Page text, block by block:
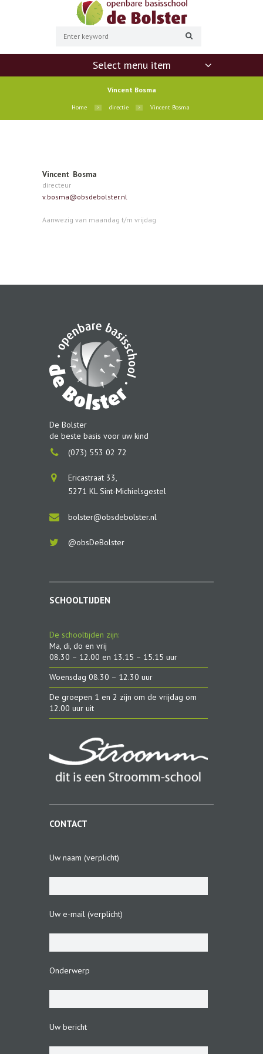
Select menu item
Vincent Bosma
Home directie Vincent Bosma
Vincent Bosma
directeur
v.bosma@obsdebolster.nl
Aanwezig van maandag t/m vrijdag
De Bolster
de beste basis voor uw kind
(073) 553 02 72
Ericastraat 33,
5271 KL Sint-Michielsgestel
bolster@obsdebolster.nl
@obsDeBolster
SCHOOLTIJDEN
De schooltijden zijn:
Ma, di, do en vrij
08.30 – 12.00 en 13.15 – 15.15 uur
Woensdag 08.30 – 12.30 uur
De groepen 1 en 2 zijn om de vrijdag om
12.00 uur uit
CONTACT
Uw naam (verplicht)
Uw e-mail (verplicht)
Onderwerp
Uw bericht